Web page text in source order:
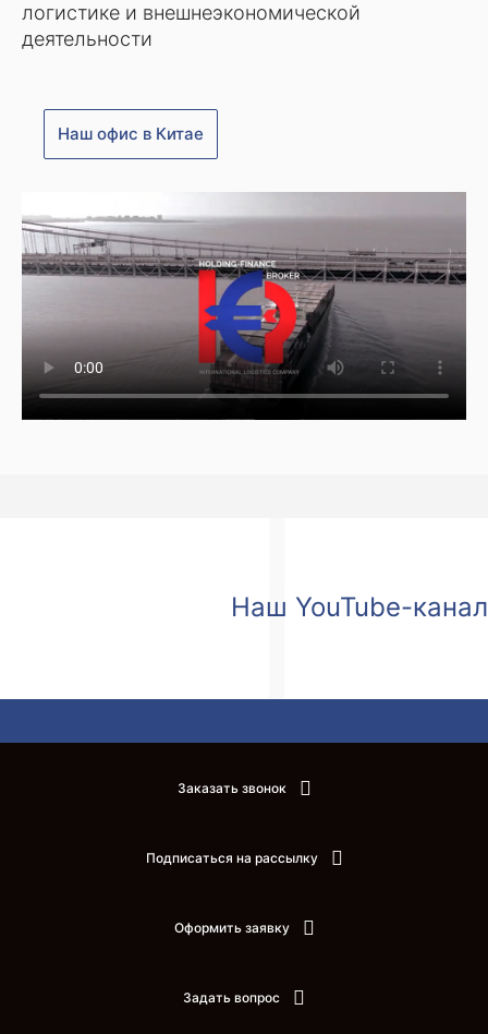
логистике и внешнеэкономической
деятельности
Наш офис в Китае
Наш YouTube-канал
Заказать звонок
Подписаться на рассылку
Оформить заявку
Задать вопрос